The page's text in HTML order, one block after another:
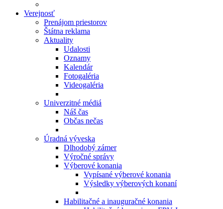
Verejnosť
Prenájom priestorov
Štátna reklama
Aktuality
Udalosti
Oznamy
Kalendár
Fotogaléria
Videogaléria
Univerzitné médiá
Náš čas
Občas nečas
Úradná výveska
Dlhodobý zámer
Výročné správy
Výberové konania
Vypísané výberové konania
Výsledky výberových konaní
Habilitačné a inauguračné konania